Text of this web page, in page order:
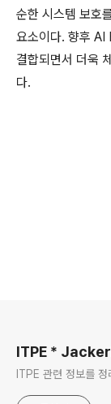
순한 시스템 보호
요소이다. 향후
결합되면서 더욱
다.
ITPE *
ITPE 관련 정보를 정